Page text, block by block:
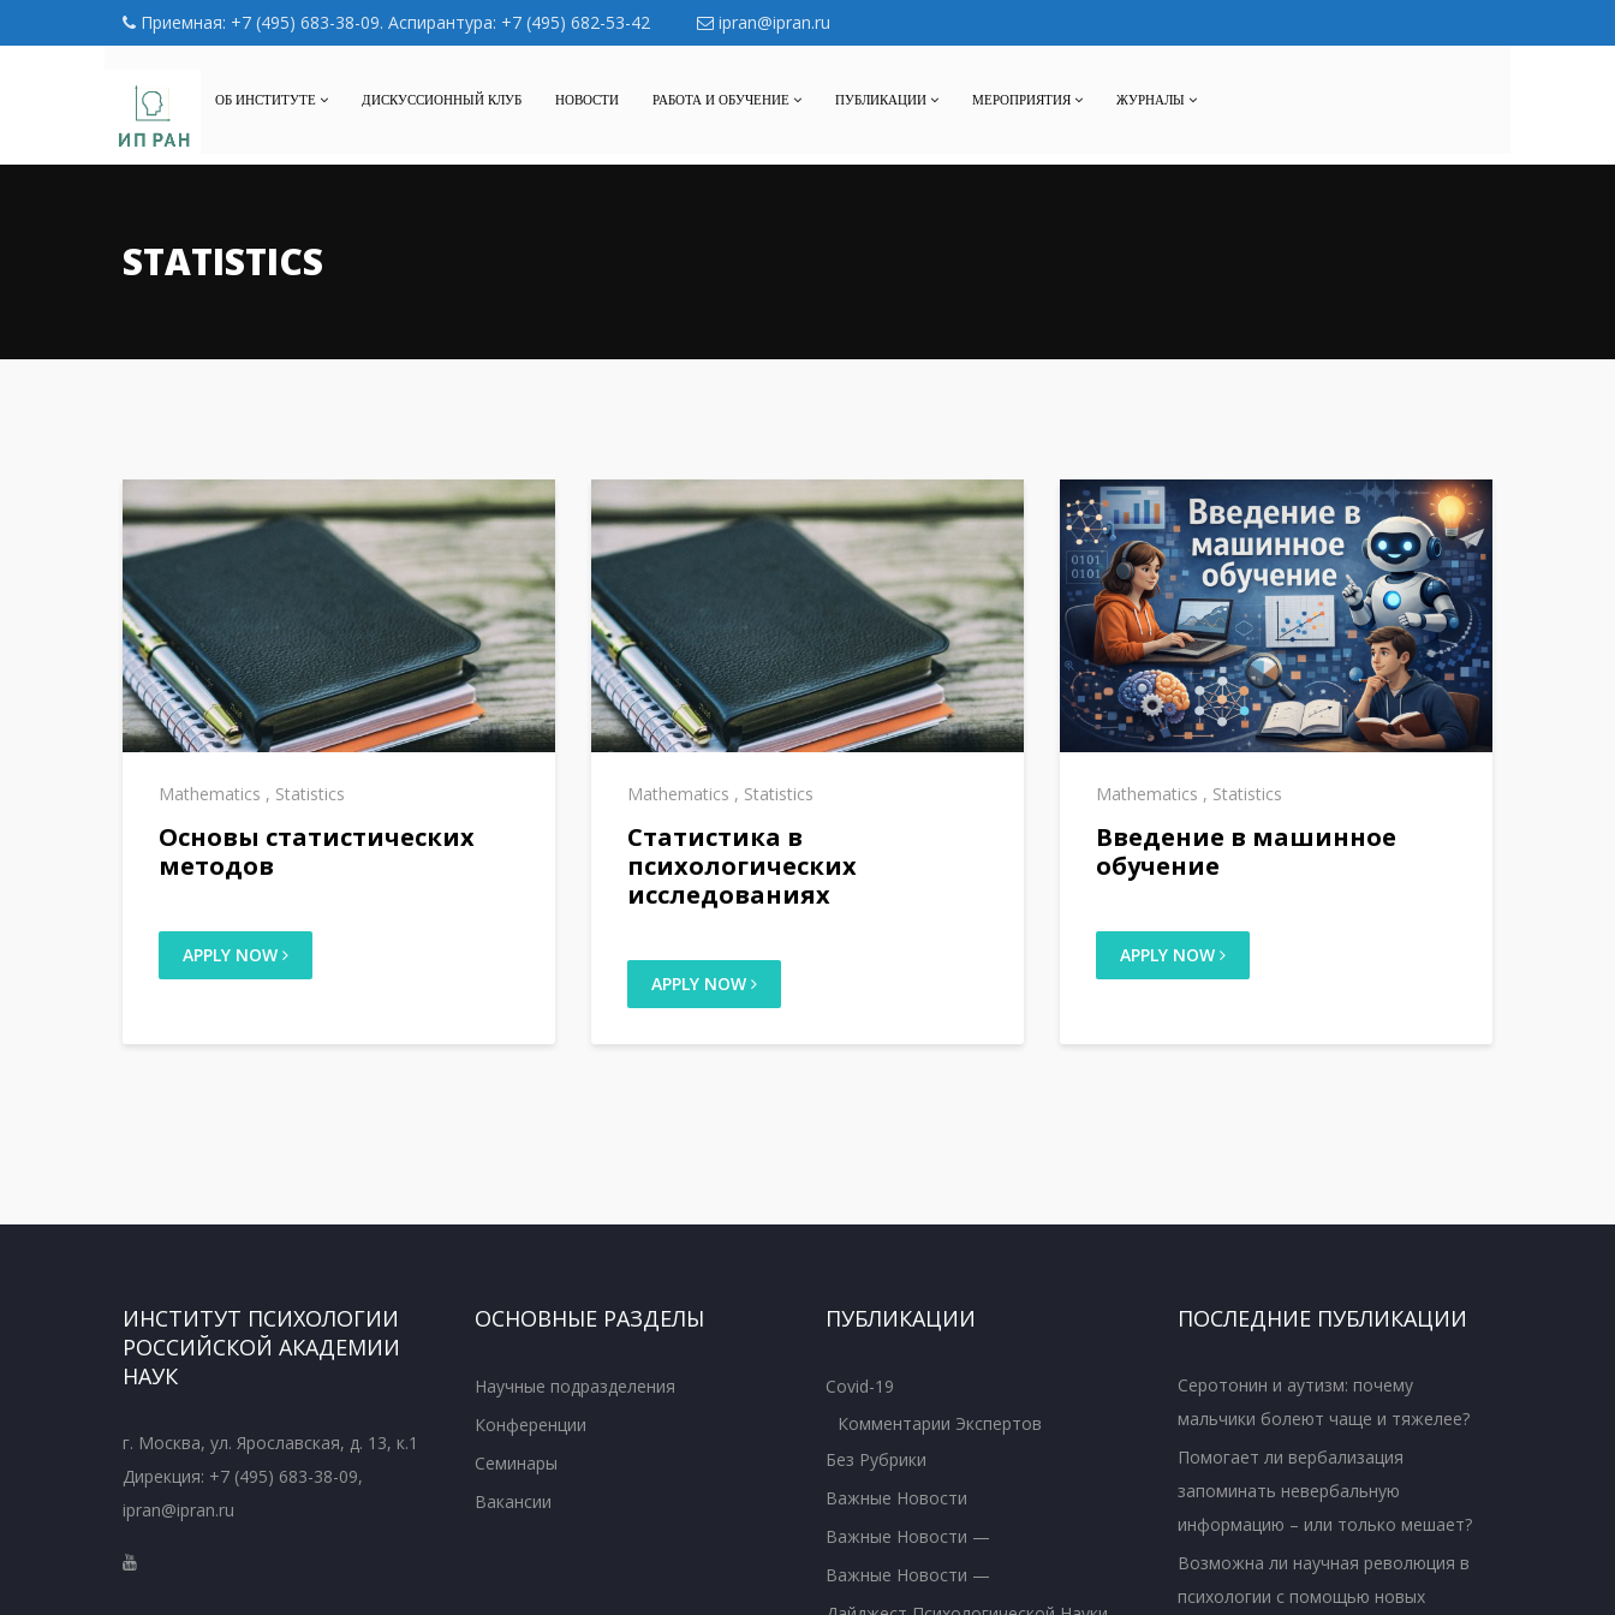
Приемная: +7 (495) 683-38-09. Аспирантура: +7 (495) 682-53-42 ipran@ipran.ru
ОБ ИНСТИТУТЕ ДИСКУССИОННЫЙ КЛУБ НОВОСТИ РАБОТА И ОБУЧЕНИЕ ПУБЛИКАЦИИ МЕРОПРИЯТИЯ ЖУРНАЛЫ
STATISTICS
Mathematics , Statistics
Основы статистических
методов
APPLY NOW
Mathematics , Statistics
Статистика в
психологических
исследованиях
APPLY NOW
Mathematics , Statistics
Введение в машинное
обучение
APPLY NOW
ИНСТИТУТ ПСИХОЛОГИИ
РОССИЙСКОЙ АКАДЕМИИ
НАУК
г. Москва, ул. Ярославская, д. 13, к.1
Дирекция: +7 (495) 683-38-09,
ipran@ipran.ru
ОСНОВНЫЕ РАЗДЕЛЫ
Научные подразделения
Конференции
Семинары
Вакансии
ПУБЛИКАЦИИ
Covid-19
Комментарии Экспертов
Без Рубрики
Важные Новости
Важные Новости —
Важные Новости —
ПОСЛЕДНИЕ ПУБЛИКАЦИИ
Серотонин и аутизм: почему
мальчики болеют чаще и тяжелее?
Помогает ли вербализация
запоминать невербальную
информацию – или только мешает?
Возможна ли научная революция в
психологии с помощью новых